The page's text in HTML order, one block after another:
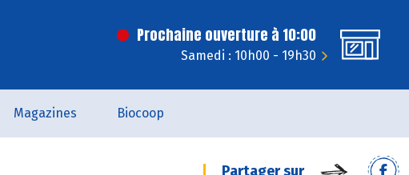
Prochaine ouverture à 10:00
Samedi : 10h00 - 19h30
Magazines Biocoop
Partager sur